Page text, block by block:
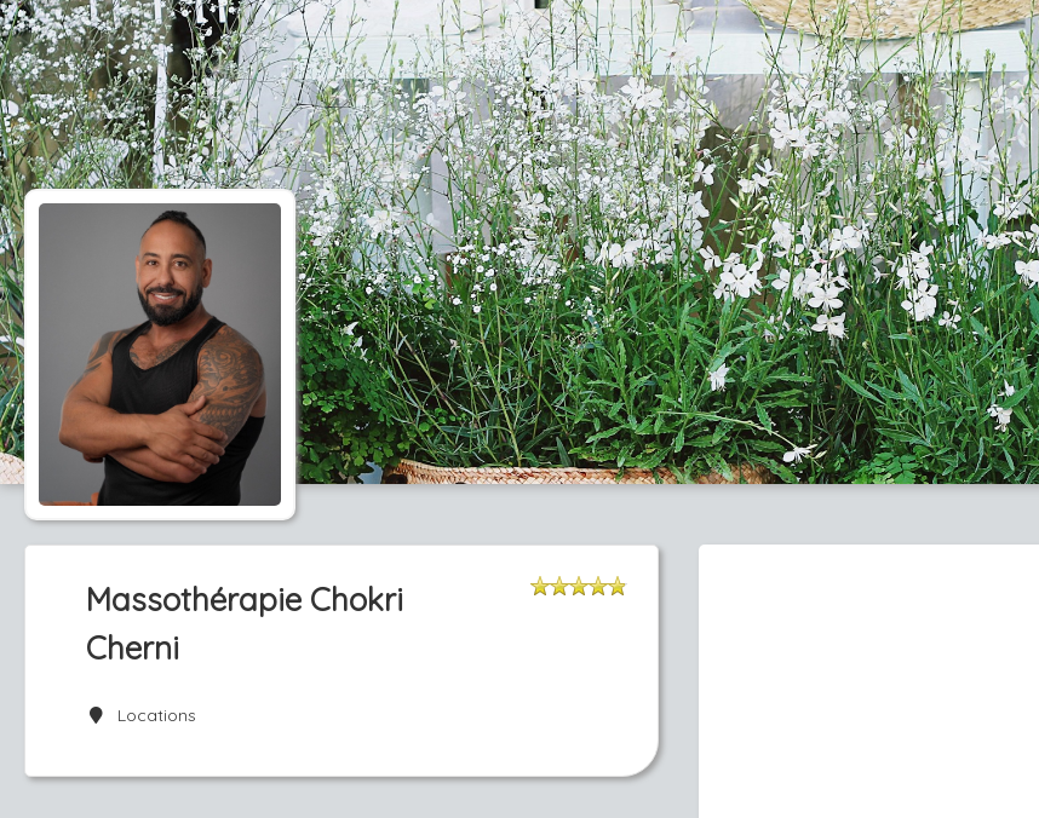
Massothérapie Chokri
Cherni
Locations